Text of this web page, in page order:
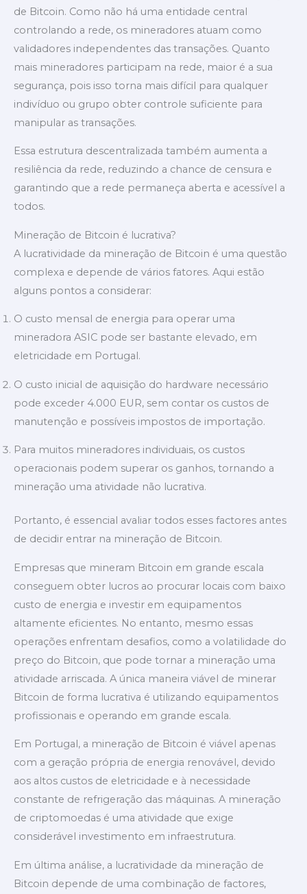
de Bitcoin. Como não há uma entidade central
controlando a rede, os mineradores atuam como
validadores independentes das transações. Quanto
mais mineradores participam na rede, maior é a sua
segurança, pois isso torna mais difícil para qualquer
indivíduo ou grupo obter controle suficiente para
manipular as transações.
Essa estrutura descentralizada também aumenta a
resiliência da rede, reduzindo a chance de censura e
garantindo que a rede permaneça aberta e acessível a
todos.
Mineração de Bitcoin é lucrativa?
A lucratividade da mineração de Bitcoin é uma questão
complexa e depende de vários fatores. Aqui estão
alguns pontos a considerar:
O custo mensal de energia para operar uma
mineradora ASIC pode ser bastante elevado, em
eletricidade em Portugal.
O custo inicial de aquisição do hardware necessário
pode exceder 4.000 EUR, sem contar os custos de
manutenção e possíveis impostos de importação.
Para muitos mineradores individuais, os custos
operacionais podem superar os ganhos, tornando a
mineração uma atividade não lucrativa.
Portanto, é essencial avaliar todos esses factores antes
de decidir entrar na mineração de Bitcoin.
Empresas que mineram Bitcoin em grande escala
conseguem obter lucros ao procurar locais com baixo
custo de energia e investir em equipamentos
altamente eficientes. No entanto, mesmo essas
operações enfrentam desafios, como a volatilidade do
preço do Bitcoin, que pode tornar a mineração uma
atividade arriscada. A única maneira viável de minerar
Bitcoin de forma lucrativa é utilizando equipamentos
profissionais e operando em grande escala.
Em Portugal, a mineração de Bitcoin é viável apenas
com a geração própria de energia renovável, devido
aos altos custos de eletricidade e à necessidade
constante de refrigeração das máquinas. A mineração
de criptomoedas é uma atividade que exige
considerável investimento em infraestrutura.
Em última análise, a lucratividade da mineração de
Bitcoin depende de uma combinação de factores,